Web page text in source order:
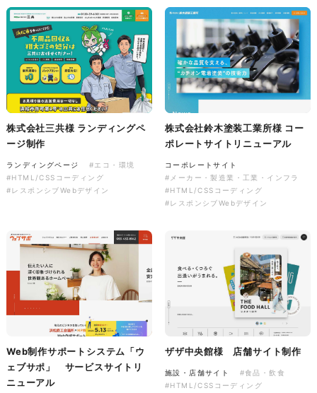
印刷物
#産業廃棄物処理業
#イラスト
#エコ・環境
株式会社三共様 ドリップコー
ノベルティ
#産業廃棄物処理業
#イラスト
#エコ・環境
株式会社バスコフーズ様
FRUITFRUIT SNACK パッケ
ージデザイン
パッケージ
株式会社三共様 ランディングペ
ージ制作
ランディングページ
#エコ・環境
#HTML/CSSコーディング
#レスポンシブWebデザイン
株式会社鈴木塗装工業所様 コー
ポレートサイトリニューアル
コーポレートサイト
#メーカー・製造業・工業・インフラ
#HTML/CSSコーディング
#レスポンシブWebデザイン
Web制作サポートシステム「ウ
ェブサポ」 サービスサイトリ
ニューアル
ザザ中央館様 店舗サイト制作
施設・店舗サイト
#食品・飲食
#HTML/CSSコーディング